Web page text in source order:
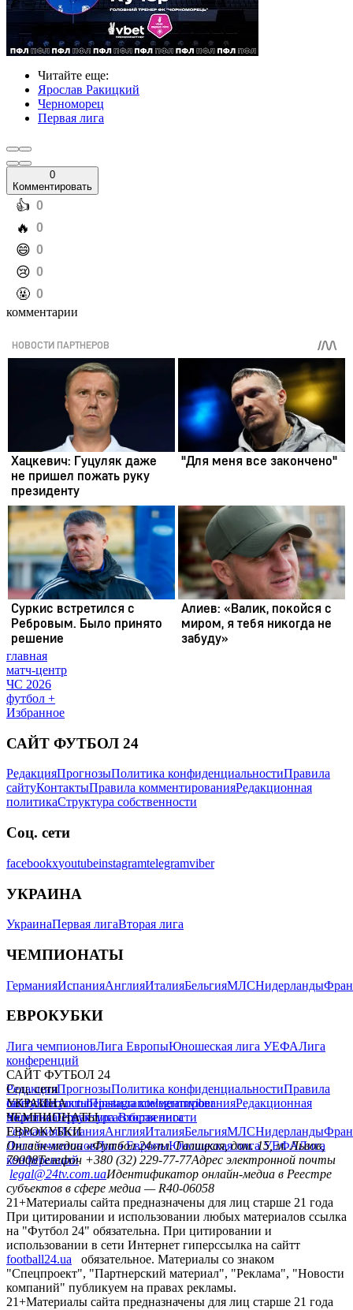
Читайте еще:
Ярослав Ракицкий
Черноморец
Первая лига
0
Комментировать
️👍 0
️🔥 0
️😄 0
️😢 0
️🤬 0
комментарии
главная
матч-центр
ЧС 2026
футбол +
Избранное
САЙТ ФУТБОЛ 24
РедакцияПрогнозыПолитика конфиденциальностиПравила
сайтуКонтактыПравила комментированияРедакционная
политикаСтруктура собственности
Соц. сети
facebookxyoutubeinstagramtelegramviber
УКРАИНА
УкраинаПервая лигаВторая лига
ЧЕМПИОНАТЫ
ГерманияИспанияАнглияИталияБельгияМЛСНидерланды
ЕВРОКУБКИ
Лига чемпионовЛига ЕвропыЮношеская лига УЕФАЛига
конференций
САЙТ ФУТБОЛ 24
РедакцияПрогнозыПолитика конфиденциальностиПравила
сайтуКонтактыПравила комментированияРедакционная
политикаСтруктура собственности
Соц. сети
facebookxyoutubeinstagramtelegramviber
УКРАИНА
УкраинаПервая лигаВторая лига
ЧЕМПИОНАТЫ
ГерманияИспанияАнглияИталияБельгияМЛСНидерланды
ЕВРОКУБКИ
Лига чемпионовЛига ЕвропыЮношеская лига УЕФАЛига
конференций
Онлайн-медиа «Футбол 24»пл. Галицкая, дом. 15, м. Львов,
79008Телефон +380 (32) 229-77-77Адрес электронной почты
legal@24tv.com.uaИдентификатор онлайн-медиа в Реестре
субъектов в сфере медиа — R40-06058
21+Материалы сайта предназначены для лиц старше 21 года
При цитировании и использовании любых материалов ссылка
на "Футбол 24" обязательна. При цитировании и
использовании в сети Интернет гиперссылка на сайтт
football24.ua
обязательное. Материалы со знаком
"Спецпроект", "Партнерский материал", "Реклама", "Новости
компаний" публикуем на правах рекламы.
21+Материалы сайта предназначены для лиц старше 21 года